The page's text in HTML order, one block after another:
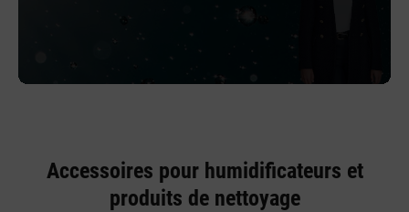
Accessoires pour humidificateurs et
produits de nettoyage